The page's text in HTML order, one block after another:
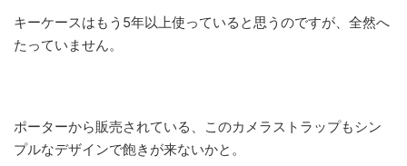
キーケースはもう5年以上使っていると思うのですが、全然へ
たっていません。
ポーターから販売されている、このカメラストラップもシン
プルなデザインで飽きが来ないかと。